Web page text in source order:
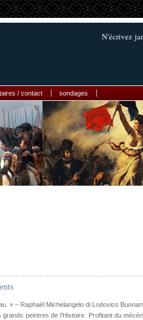
N'écrivez
/ contact sondages
» ~ Raphaël Michelangelo di Lodovico
peintres de l’Histoire. Profitant du